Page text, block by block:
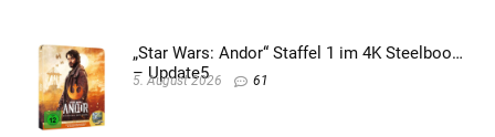
„Star Wars: Andor“ Staffel 1 im 4K Steelbook
– Update5
5. August 2026 61